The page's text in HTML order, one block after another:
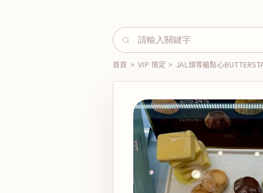
首頁 > VIP 限定 > JAL頭等艙點心